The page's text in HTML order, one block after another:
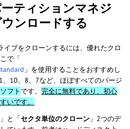
ティションマネジ
ンロードする
イブをクローンするには、優れたクロ
で「
」を使用することをおすすめし
、10、8、7など、ほぼすべてのバージ
フト です。 完全に無料であり、初心
いです。
」と「セクタ単位のクローン 」2つのデ